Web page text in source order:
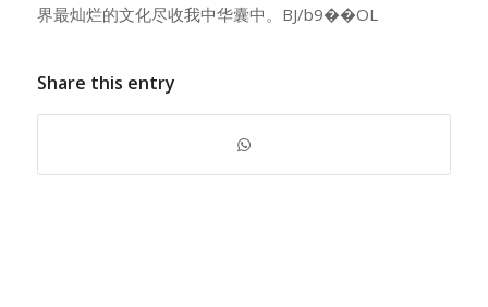
界最灿烂的文化尽收我中华囊中。BJ/b9��OL
Share this entry